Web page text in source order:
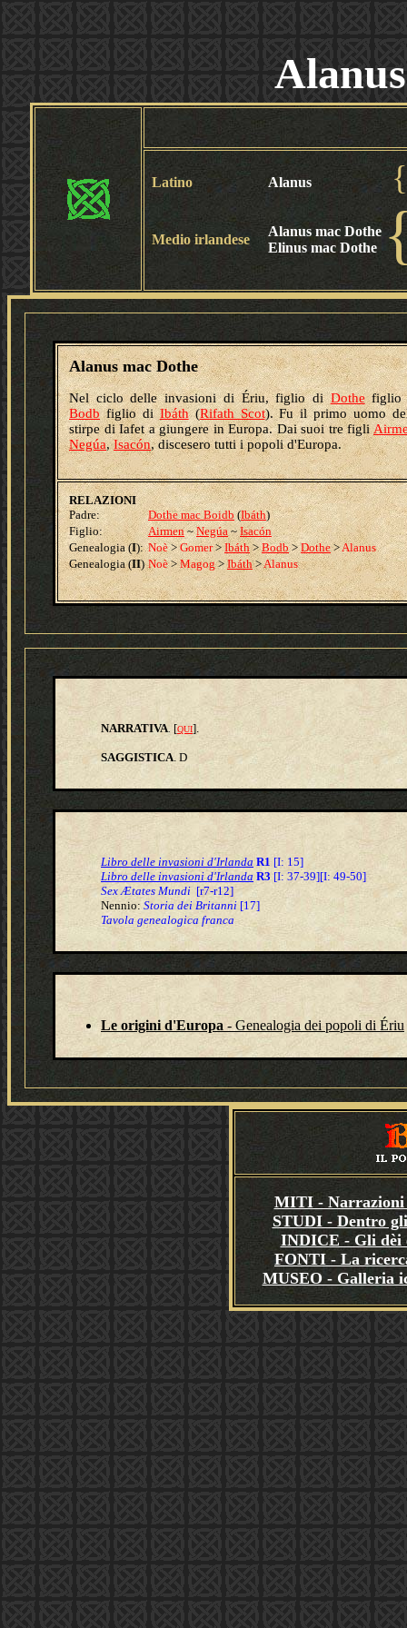
{
Latino Alanus
Medio irlandese
Alanus mac Dothe
Elinus mac Dothe
Alanus mac Dothe
Nel ciclo delle invasioni di Ériu, figlio diDothefiglio
Bodbfiglio diIbáth(Rifath Scot). Fu il primo uomo
stirpe di Iafet a giungere in Europa. Dai suoi tre figli
Negúa,Isacón, discesero tutti i popoli d'Europa.
RELAZIONI
Padre:
Dothe mac Boidb(Ibáth)
Figlio:
Airmen~Negúa~Isacón
Genealogia (I): Noè>Gomer>Ibáth>Bodb>Dothe>Alanus
Genealogia (II) Noè>Magog>Ibáth>Alanus
NARRATIVA [QUI].
SAGGISTICA. D
Libro delle invasioni d'Irlanda R1 [I: 15]
Libro delle invasioni d'Irlanda R3 [I: 37-39][I: 49-50]
Sex Ætates Mundi [r7-r12]
Nennio: Storia dei Britanni [17]
Tavola genealogica franca
Le origini d'Europa - Genealogia dei popoli di Ériu
MITI - Narrazioni
STUDI - Dentro
INDICE - Gli dèi
FONTI - La
MUSEO - Galleria